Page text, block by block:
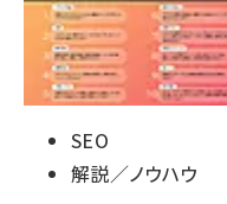
SEO
解説／ノウハウ